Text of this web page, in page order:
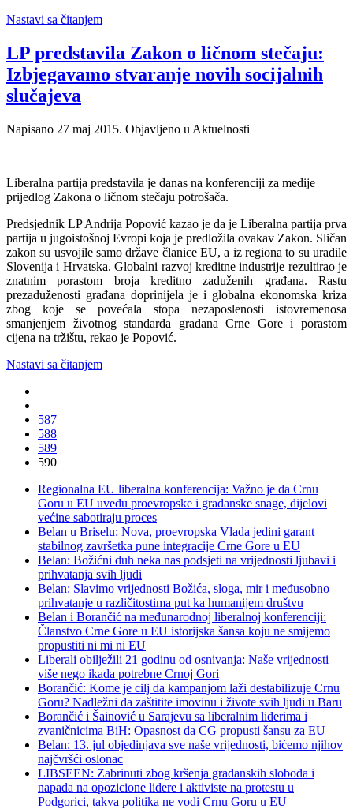
Nastavi sa čitanjem
LP predstavila Zakon o ličnom stečaju:
Izbjegavamo stvaranje novih socijalnih
slučajeva
Napisano 27 maj 2015. Objavljeno u Aktuelnosti
Liberalna partija predstavila je danas na konferenciji za medije
prijedlog Zakona o ličnom stečaju potrošača.
Predsjednik LP Andrija Popović kazao je da je Liberalna partija prva
partija u jugoistošnoj Evropi koja je predložila ovakav Zakon. Sličan
zakon su usvojile samo države članice EU, a iz regiona to su uradile
Slovenija i Hrvatska. Globalni razvoj kreditne industrije rezultirao je
znatnim porastom broja kreditno zaduženih građana. Rastu
prezaduženosti građana doprinijela je i globalna ekonomska kriza
zbog koje se povećala stopa nezaposlenosti istovremenosa
smanjenjem životnog standarda građana Crne Gore i porastom
cijena na tržištu, rekao je Popović.
Nastavi sa čitanjem
587
588
589
590
Regionalna EU liberalna konferencija: Važno je da Crnu
Goru u EU uvedu proevropske i građanske snage, dijelovi
većine sabotiraju proces
Belan u Briselu: Nova, proevropska Vlada jedini garant
stabilnog završetka pune integracije Crne Gore u EU
Belan: Božićni duh neka nas podsjeti na vrijednosti ljubavi i
prihvatanja svih ljudi
Belan: Slavimo vrijednosti Božića, sloga, mir i međusobno
prihvatanje u različitostima put ka humanijem društvu
Belan i Borančić na međunarodnoj liberalnoj konferenciji:
Članstvo Crne Gore u EU istorijska šansa koju ne smijemo
propustiti ni mi ni EU
Liberali obilježili 21 godinu od osnivanja: Naše vrijednosti
više nego ikada potrebne Crnoj Gori
Borančić: Kome je cilj da kampanjom laži destabilizuje Crnu
Goru? Nadležni da zaštitite imovinu i živote svih ljudi u Baru
Borančić i Šainović u Sarajevu sa liberalnim liderima i
zvaničnicima BiH: Opasnost da CG propusti šansu za EU
Belan: 13. jul objedinjava sve naše vrijednosti, bićemo njihov
najčvršći oslonac
LIBSEEN: Zabrinuti zbog kršenja građanskih sloboda i
napada na opozicione lidere i aktiviste na protestu u
Podgorici, takva politika ne vodi Crnu Goru u EU